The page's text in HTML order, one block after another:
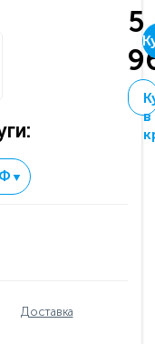
5
в
▼
Доставка